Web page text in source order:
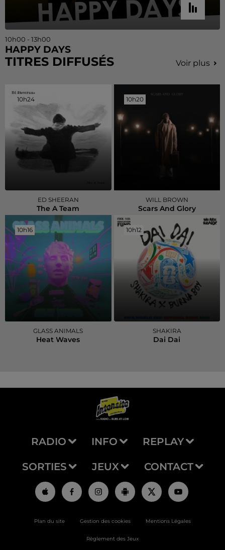
10h00 - 13h00
HAPPY DAYS
TITRES DIFFUSÉS Voir plus
10h24
10h24
ED SHEERAN
The A Team
10h20
10h20
WILL BROWN
Scars And Glory
10h16
10h16
GLASS ANIMALS
Heat Waves
10h12
10h12
SHAKIRA
Dai Dai
RADIO INFO REPLAY
SORTIES JEUX CONTACT
Plan du site Gestion des cookies Mentions Légales
Règlement des Jeux